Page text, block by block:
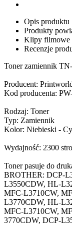
Opis produktu
Produkty
Klipy filmowe
Recenzje
Toner zamiennik
Producent:
Kod producenta:
Rodzaj: Toner
Typ: Zamiennik
Kolor: Niebieski -
Wydajność: 2300
Toner pasuje do
BROTHER: DCP-
L3550CDW, HL-
MFC-L3710CW,
L3770CDW, HL-
MFC-L3710CW,
3770CDW, DCP-